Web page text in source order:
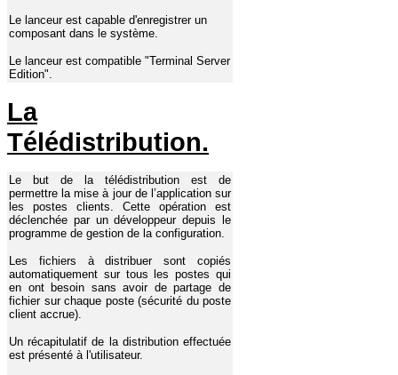
Le lanceur est capable d'enregistrer un
composant dans le système.
Le lanceur est compatible "Terminal Server
Edition".
La
Télédistribution.
Le but de la télédistribution est de
permettre la mise à jour de l’application sur
les postes clients. Cette opération est
déclenchée par un développeur depuis le
programme de gestion de la configuration.
Les fichiers à distribuer sont copiés
automatiquement sur tous les postes qui
en ont besoin sans avoir de partage de
fichier sur chaque poste (sécurité du poste
client accrue).
Un récapitulatif de la distribution effectuée
est présenté à l'utilisateur.